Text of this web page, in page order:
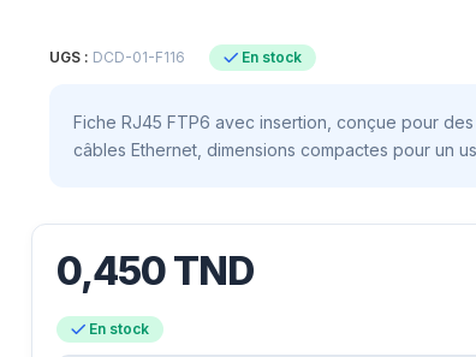
UGS : DCD-01-F116 En stock
Fiche RJ45 FTP6 avec insertion, conçue pour
câbles Ethernet, dimensions compactes pour un
0,450TND
En stock